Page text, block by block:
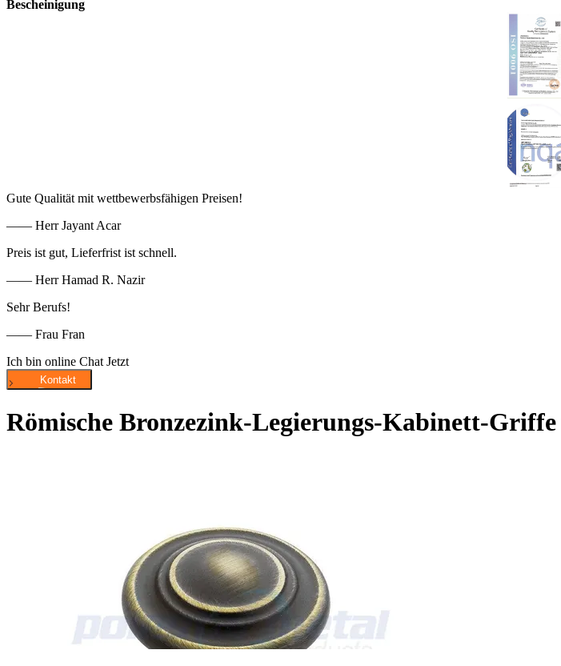
Bescheinigung
Gute Qualität mit wettbewerbsfähigen Preisen!
—— Herr Jayant Acar
Preis ist gut, Lieferfrist ist schnell.
—— Herr Hamad R. Nazir
Sehr Berufs!
—— Frau Fran
Ich bin online Chat Jetzt
Römische Bronzezink-Legierungs-Kabinett-